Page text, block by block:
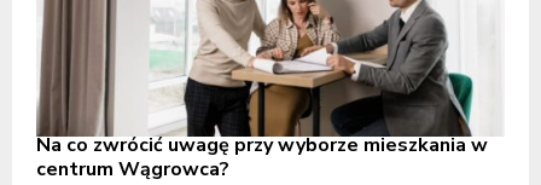
Na co zwrócić uwagę przy wyborze mieszkania w
centrum Wągrowca?